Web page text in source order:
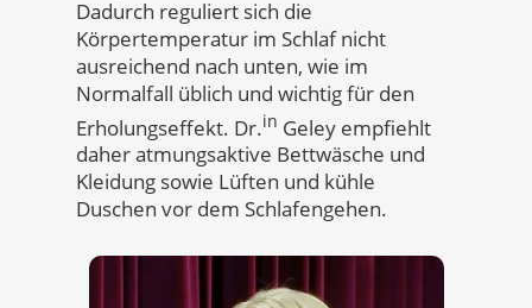
Dadurch reguliert sich die
Körpertemperatur im Schlaf nicht
ausreichend nach unten, wie im
Normalfall üblich und wichtig für den
Erholungseffekt. Dr.in Geley empfiehlt
daher atmungsaktive Bettwäsche und
Kleidung sowie Lüften und kühle
Duschen vor dem Schlafengehen.